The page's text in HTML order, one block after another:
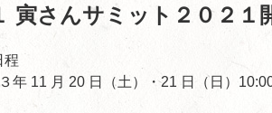
寅さんサミット２０２１
程
年 11 月 20 日（土）・21 日（日）